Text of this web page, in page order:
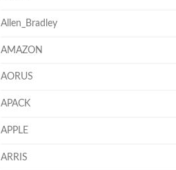
Allen_Bradley
AMAZON
AORUS
APACK
APPLE
ARRIS